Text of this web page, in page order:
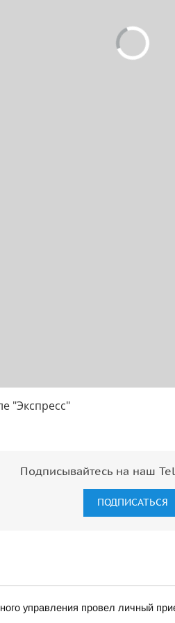
"Экспресс"
Подписывайтесь на наш
ПОДПИСАТЬСЯ
управления провел личный